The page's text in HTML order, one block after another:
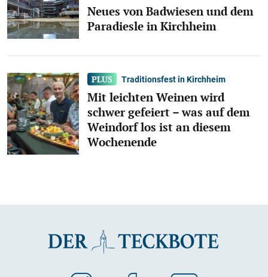
Neues von Badwiesen und dem
Paradiesle in Kirchheim
Traditionsfest in Kirchheim
Mit leichten Weinen wird
schwer gefeiert – was auf dem
Weindorf los ist an diesem
Wochenende